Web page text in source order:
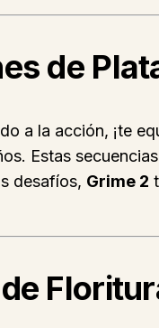
de
a la acción, ¡te
Estas
desafíos, Grime 2